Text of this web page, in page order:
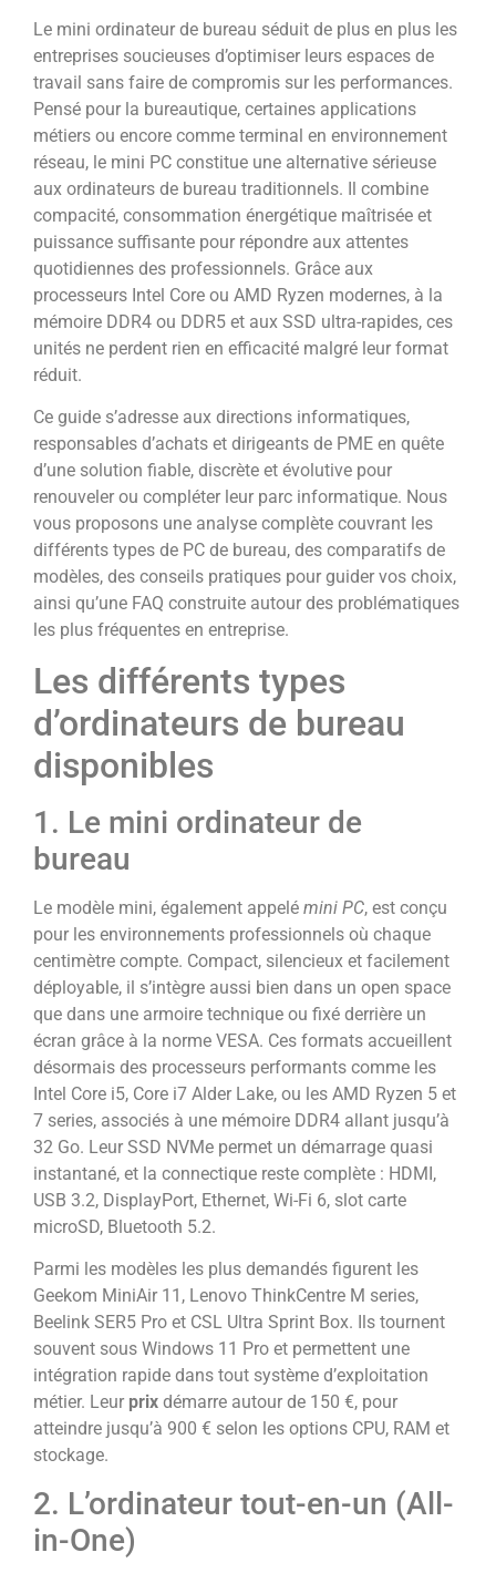
Le mini ordinateur de bureau séduit de plus en plus les
entreprises soucieuses d’optimiser leurs espaces de
travail sans faire de compromis sur les performances.
Pensé pour la bureautique, certaines applications
métiers ou encore comme terminal en environnement
réseau, le mini PC constitue une alternative sérieuse
aux ordinateurs de bureau traditionnels. Il combine
compacité, consommation énergétique maîtrisée et
puissance suffisante pour répondre aux attentes
quotidiennes des professionnels. Grâce aux
processeurs Intel Core ou AMD Ryzen modernes, à la
mémoire DDR4 ou DDR5 et aux SSD ultra-rapides, ces
unités ne perdent rien en efficacité malgré leur format
réduit.
Ce guide s’adresse aux directions informatiques,
responsables d’achats et dirigeants de PME en quête
d’une solution fiable, discrète et évolutive pour
renouveler ou compléter leur parc informatique. Nous
vous proposons une analyse complète couvrant les
différents types de PC de bureau, des comparatifs de
modèles, des conseils pratiques pour guider vos choix,
ainsi qu’une FAQ construite autour des problématiques
les plus fréquentes en entreprise.
Les différents types
d’ordinateurs de bureau
disponibles
1. Le mini ordinateur de
bureau
Le modèle mini, également appelé mini PC, est conçu
pour les environnements professionnels où chaque
centimètre compte. Compact, silencieux et facilement
déployable, il s’intègre aussi bien dans un open space
que dans une armoire technique ou fixé derrière un
écran grâce à la norme VESA. Ces formats accueillent
désormais des processeurs performants comme les
Intel Core i5, Core i7 Alder Lake, ou les AMD Ryzen 5 et
7 series, associés à une mémoire DDR4 allant jusqu’à
32 Go. Leur SSD NVMe permet un démarrage quasi
instantané, et la connectique reste complète : HDMI,
USB 3.2, DisplayPort, Ethernet, Wi-Fi 6, slot carte
microSD, Bluetooth 5.2.
Parmi les modèles les plus demandés figurent les
Geekom MiniAir 11, Lenovo ThinkCentre M series,
Beelink SER5 Pro et CSL Ultra Sprint Box. Ils tournent
souvent sous Windows 11 Pro et permettent une
intégration rapide dans tout système d’exploitation
métier. Leur prix démarre autour de 150 €, pour
atteindre jusqu’à 900 € selon les options CPU, RAM et
stockage.
2. L’ordinateur tout-en-un (All-
in-One)